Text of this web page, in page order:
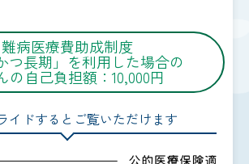
難病医療費助成制度
つ長期」を利用した場合の
の自己負担額：10,000円
イドするとご覧いただけます